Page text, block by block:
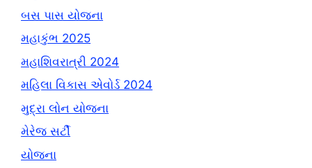
બસ પાસ યોજના
મહાકુંભ 2025
મહાશિવરાત્રી 2024
મહિલા વિકાસ એવોર્ડ 2024
મુદ્રા લોન યોજના
મેરેજ સર્ટી
યોજના